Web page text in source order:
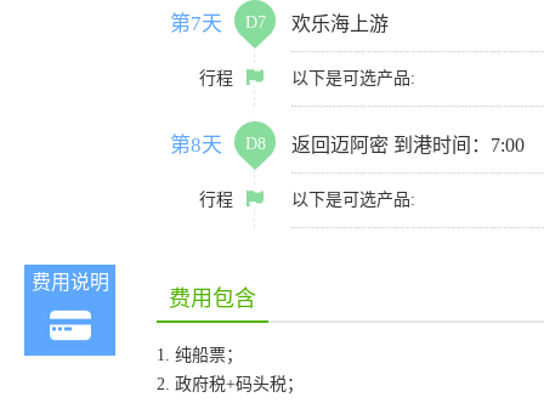
第7天 D7 欢乐海上游
行程 以下是可选产品:
第8天 D8 返回迈阿密 到港时间：7:00
行程 以下是可选产品:
费用说明
费用包含
1. 纯船票；
2. 政府税+码头税；